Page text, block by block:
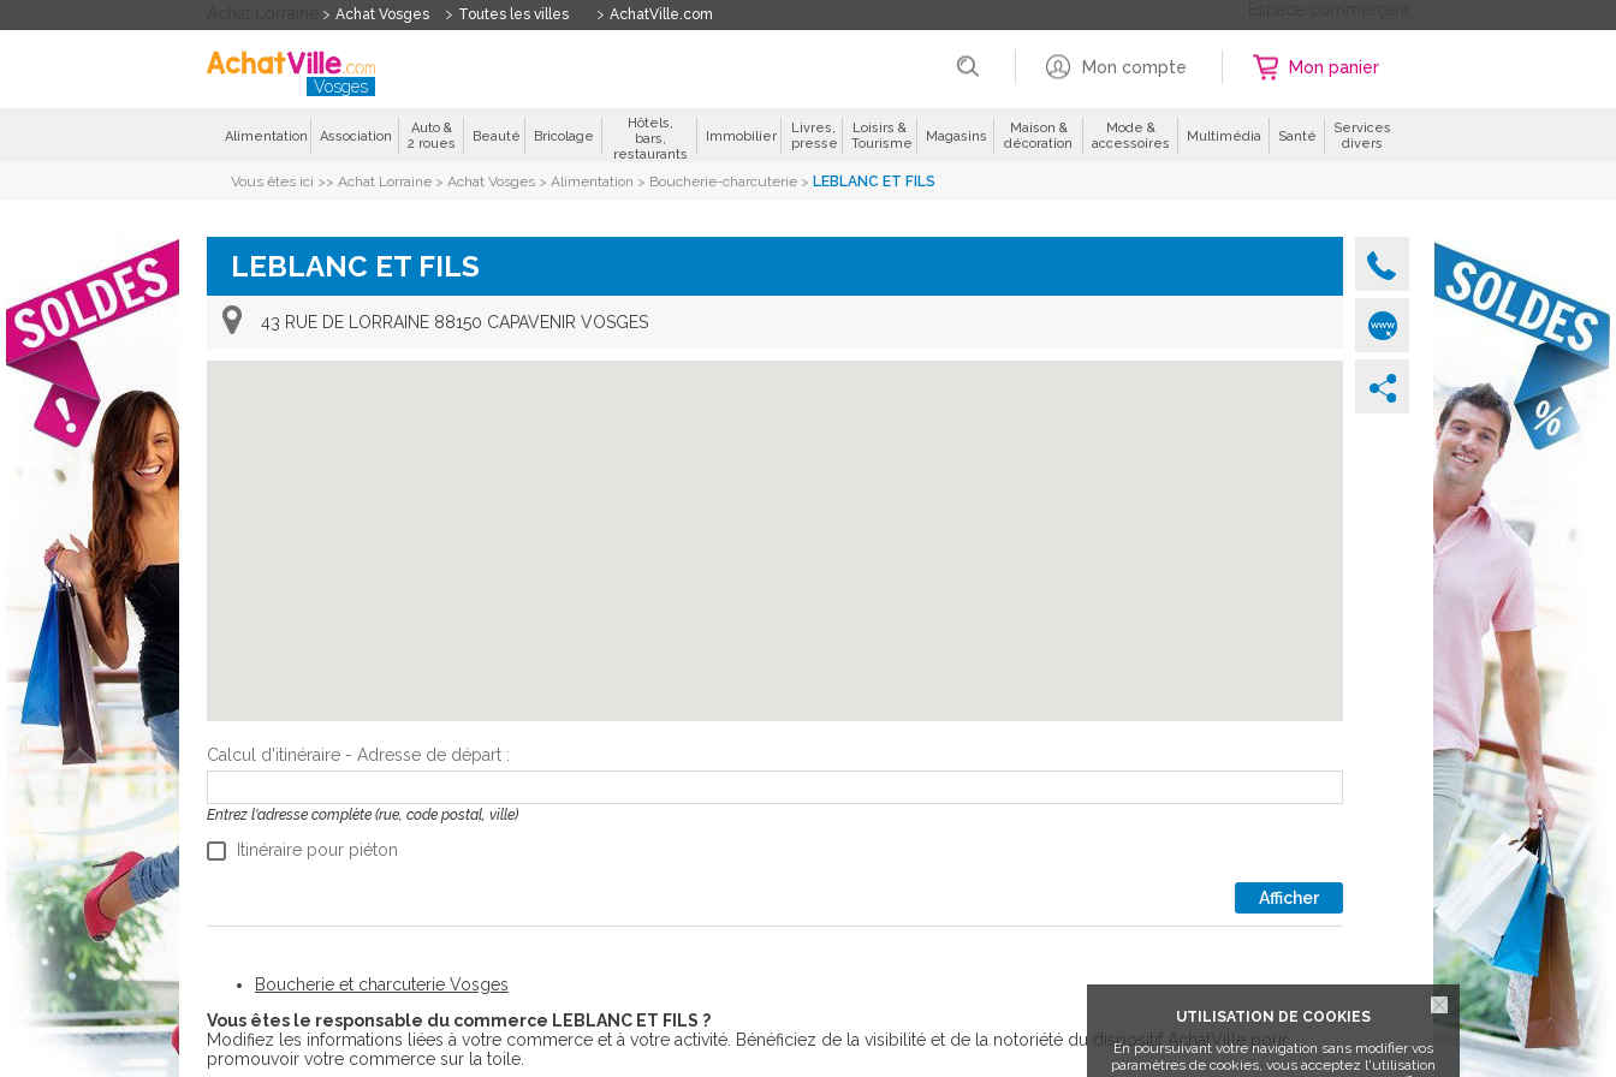
UTILISATION DE COOKIES
En poursuivant votre navigation sans modifier vos
paramètres de cookies, vous acceptez l'utilisation
Achat Vosges Toutes les villes AchatVille.com
Vosges
Mon compte Mon panier
Alimentation Association
Auto &
2 roues
Beauté Bricolage
Hôtels,
bars,
restaurants
Immobilier
Livres,
presse
Loisirs &
Tourisme
Magasins
Maison &
décoration
Mode &
accessoires
Multimédia Santé
Services
divers
Vous êtes ici >> Achat Lorraine > Achat Vosges > Alimentation > Boucherie-charcuterie > LEBLANC ET FILS
LEBLANC ET FILS
43 RUE DE LORRAINE 88150 CAPAVENIR VOSGES
Calcul d'itinéraire - Adresse de départ :
Entrez l'adresse complète (rue, code postal, ville)
Itinéraire pour piéton
Afficher
Boucherie et charcuterie Vosges
Vous êtes le responsable du commerce LEBLANC ET FILS ?
Modifiez les informations liées à votre commerce et à votre activité. Bénéficiez de la visibilité et de la notoriété du dispositif AchatVille pour
promouvoir votre commerce sur la toile.